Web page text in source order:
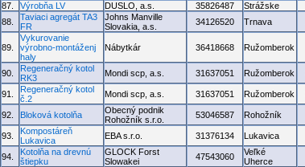
87.
Výrobňa LV DUSLO, a.s. 35826487 Strážske
88.
Taviaci agregát TA3
FR
Johns Manville
Slovakia, a.s.
34126520 Trnava
89.
Vykurovanie
výrobno-montáženj
haly
Nábytkár 36418668 Ružomberok
90.
Regeneračný kotol
RK3
Mondi scp, a.s. 31637051 Ružomberok
91.
Regeneračný kotol
č.2
Mondi scp, a.s. 31637051 Ružomberok
92. Bloková kotolňa
Obecný podnik
Rohožník s.r.o.
53046587 Rohožník
93.
Kompostáreň
Lukavica
EBA s.r.o. 31376134 Lukavica
94.
Kotolňa na drevnú
štiepku
GLOCK Forst
Slowakei
47543060
Veľké
Uherce